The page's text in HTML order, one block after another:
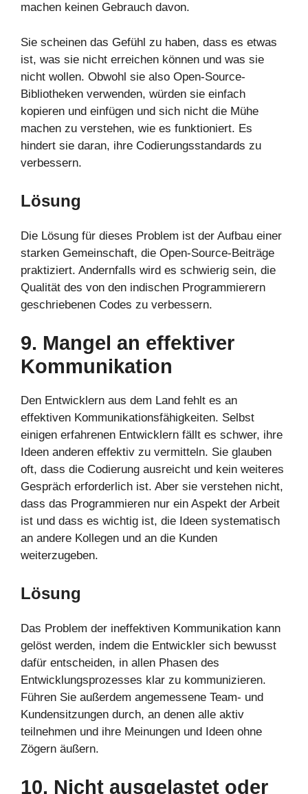
machen keinen Gebrauch davon.
Sie scheinen das Gefühl zu haben, dass es etwas
ist, was sie nicht erreichen können und was sie
nicht wollen. Obwohl sie also Open-Source-
Bibliotheken verwenden, würden sie einfach
kopieren und einfügen und sich nicht die Mühe
machen zu verstehen, wie es funktioniert. Es
hindert sie daran, ihre Codierungsstandards zu
verbessern.
Lösung
Die Lösung für dieses Problem ist der Aufbau einer
starken Gemeinschaft, die Open-Source-Beiträge
praktiziert. Andernfalls wird es schwierig sein, die
Qualität des von den indischen Programmierern
geschriebenen Codes zu verbessern.
9. Mangel an effektiver
Kommunikation
Den Entwicklern aus dem Land fehlt es an
effektiven Kommunikationsfähigkeiten. Selbst
einigen erfahrenen Entwicklern fällt es schwer, ihre
Ideen anderen effektiv zu vermitteln. Sie glauben
oft, dass die Codierung ausreicht und kein weiteres
Gespräch erforderlich ist. Aber sie verstehen nicht,
dass das Programmieren nur ein Aspekt der Arbeit
ist und dass es wichtig ist, die Ideen systematisch
an andere Kollegen und an die Kunden
weiterzugeben.
Lösung
Das Problem der ineffektiven Kommunikation kann
gelöst werden, indem die Entwickler sich bewusst
dafür entscheiden, in allen Phasen des
Entwicklungsprozesses klar zu kommunizieren.
Führen Sie außerdem angemessene Team- und
Kundensitzungen durch, an denen alle aktiv
teilnehmen und ihre Meinungen und Ideen ohne
Zögern äußern.
10. Nicht ausgelastet oder